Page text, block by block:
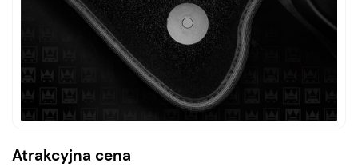
Atrakcyjna cena